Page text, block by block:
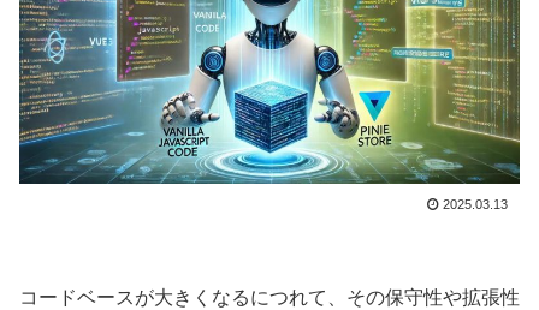
2025.03.13
コードベースが大きくなるにつれて、その保守性や拡張性